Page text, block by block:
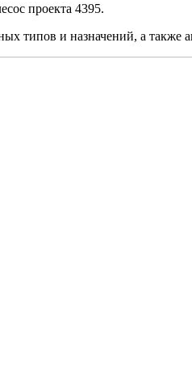
проекта 4395.
типов и назначений, а также